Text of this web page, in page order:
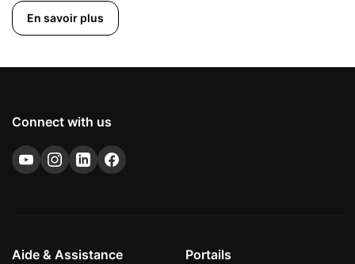
En savoir plus
Connect with us
Aide & Assistance Portails